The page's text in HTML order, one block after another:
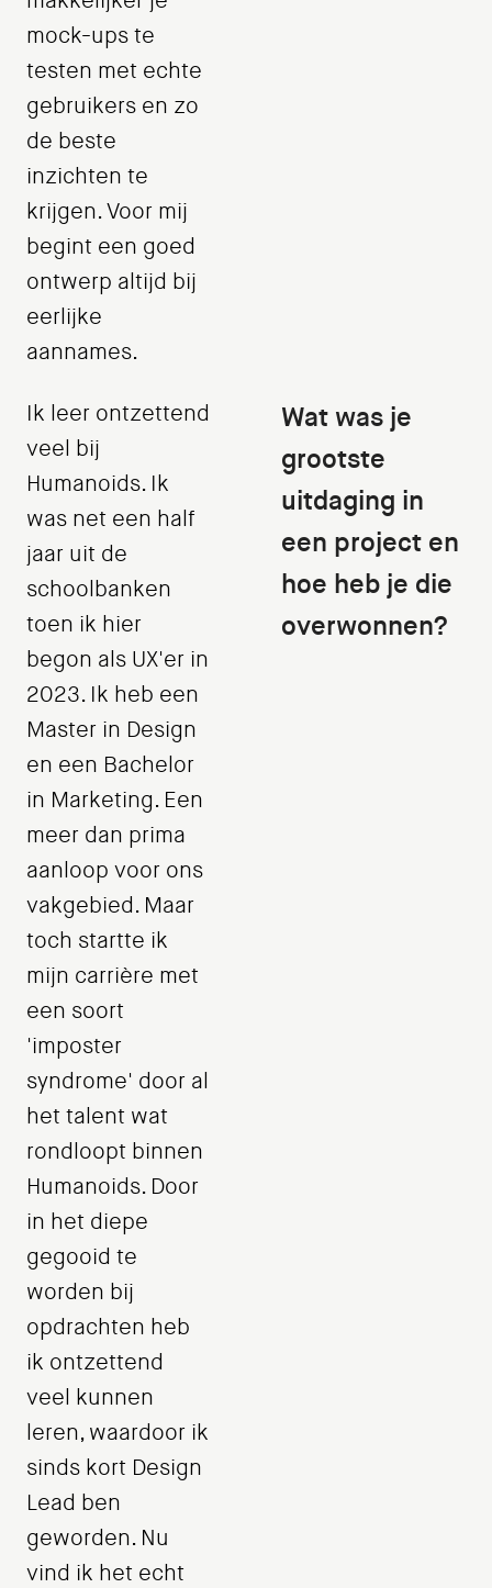
mock-ups te
testen met echte
gebruikers en zo
de beste
inzichten te
krijgen. Voor mij
begint een goed
ontwerp altijd bij
eerlijke
aannames.
Ik leer ontzettend
veel bij
Humanoids. Ik
was net een half
jaar uit de
schoolbanken
toen ik hier
begon als UX'er in
2023. Ik heb een
Master in Design
en een Bachelor
in Marketing. Een
meer dan prima
aanloop voor ons
vakgebied. Maar
toch startte ik
mijn carrière met
een soort
'imposter
syndrome' door al
het talent wat
rondloopt binnen
Humanoids. Door
in het diepe
gegooid te
worden bij
opdrachten heb
ik ontzettend
veel kunnen
leren, waardoor ik
sinds kort Design
Lead ben
geworden. Nu
vind ik het echt
Wat was je
grootste
uitdaging in
een project en
hoe heb je die
overwonnen?